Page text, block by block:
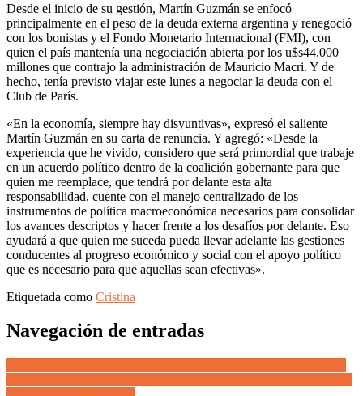
Desde el inicio de su gestión, Martín Guzmán se enfocó
principalmente en el peso de la deuda externa argentina y renegoció
con los bonistas y el Fondo Monetario Internacional (FMI), con
quien el país mantenía una negociación abierta por los u$s44.000
millones que contrajo la administración de Mauricio Macri. Y de
hecho, tenía previsto viajar este lunes a negociar la deuda con el
Club de París.
«En la economía, siempre hay disyuntivas», expresó el saliente
Martín Guzmán en su carta de renuncia. Y agregó: «Desde la
experiencia que he vivido, considero que será primordial que trabaje
en un acuerdo político dentro de la coalición gobernante para que
quien me reemplace, que tendrá por delante esta alta
responsabilidad, cuente con el manejo centralizado de los
instrumentos de política macroeconómica necesarios para consolidar
los avances descriptos y hacer frente a los desafíos por delante. Eso
ayudará a que quien me suceda pueda llevar adelante las gestiones
conducentes al progreso económico y social con el apoyo político
que es necesario para que aquellas sean efectivas».
Etiquetada como Cristina
Navegación de entradas